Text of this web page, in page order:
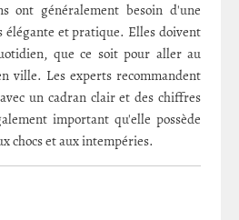
ont généralement besoin d'une
élégante et pratique. Elles doivent
que ce soit pour aller au
ville. Les experts recommandent
un cadran clair et des chiffres
important qu'elle possède
chocs et aux intempéries.